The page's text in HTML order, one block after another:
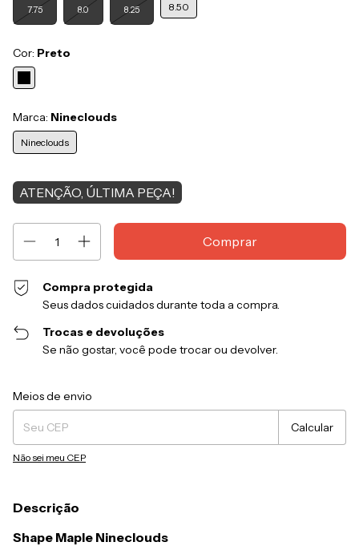
7.75 8.0 8.25 8.50
Cor: Preto
Marca: Nineclouds
Nineclouds
ATENÇÃO, ÚLTIMA PEÇA!
Compra protegida
Seus dados cuidados durante toda a compra.
Trocas e devoluções
Se não gostar, você pode trocar ou devolver.
Entregas para o CEP:
Meios de envio
Calcular
Não sei meu CEP
Descrição
Shape Maple Nineclouds